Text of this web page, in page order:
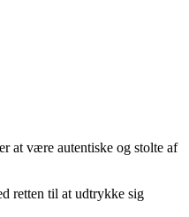
at være autentiske og stolte af
retten til at udtrykke sig